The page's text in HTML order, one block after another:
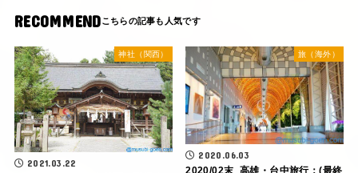
RECOMMEND
神社（関西）
2021.03.22
旅（海外）
2020.06.03
2020/02末‗高雄・台中旅行：(最終